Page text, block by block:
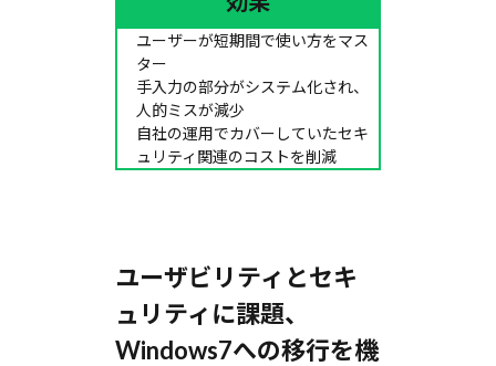
ユーザーが短期間で使い方をマス
ター
手入力の部分がシステム化され、
人的ミスが減少
自社の運用でカバーしていたセキ
ュリティ関連のコストを削減
ユーザビリティとセキ
ュリティに課題、
Windows7への移行を機